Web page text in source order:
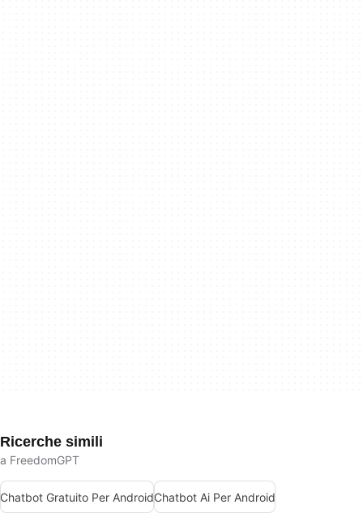
Ricerche simili
a FreedomGPT
Chatbot Gratuito Per AndroidChatbot Ai Per Android